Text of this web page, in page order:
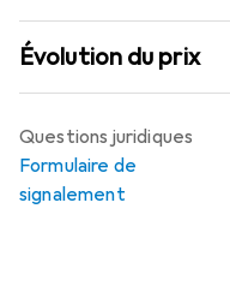
Évolution du prix
Questions juridiques
Formulaire de
signalement